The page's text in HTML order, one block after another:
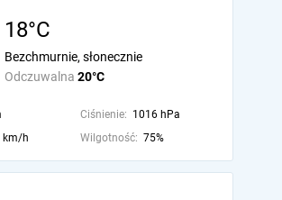
18°C
Odczuwalna 20°C
Bezchmurnie, słonecznie
Ciśnienie: 1016 hPa
km/h Wilgotność: 75%